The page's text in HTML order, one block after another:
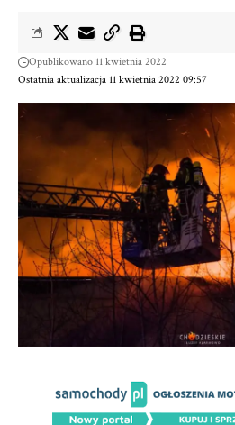
Ostatnia aktualizacja 11 kwietnia 2022 09:57
Opublikowano 11 kwietnia 2022